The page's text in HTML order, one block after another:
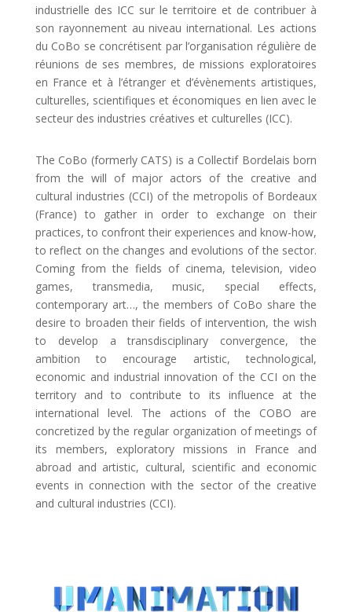
industrielle des ICC sur le territoire et de contribuer à
son rayonnement au niveau international. Les actions
du CoBo se concrétisent par l’organisation régulière de
réunions de ses membres, de missions exploratoires
en France et à l’étranger et d’évènements artistiques,
culturelles, scientifiques et économiques en lien avec le
secteur des industries créatives et culturelles (ICC).
The CoBo (formerly CATS) is a Collectif Bordelais born
from the will of major actors of the creative and
cultural industries (CCI) of the metropolis of Bordeaux
(France) to gather in order to exchange on their
practices, to confront their experiences and know-how,
to reflect on the changes and evolutions of the sector.
Coming from the fields of cinema, television, video
games, transmedia, music, special effects,
contemporary art…, the members of CoBo share the
desire to broaden their fields of intervention, the wish
to develop a transdisciplinary convergence, the
ambition to encourage artistic, technological,
economic and industrial innovation of the CCI on the
territory and to contribute to its influence at the
international level. The actions of the COBO are
concretized by the regular organization of meetings of
its members, exploratory missions in France and
abroad and artistic, cultural, scientific and economic
events in connection with the sector of the creative
and cultural industries (CCI).